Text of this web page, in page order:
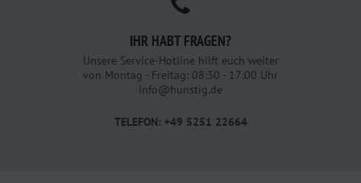
IHR HABT FRAGEN?
Unsere Service-Hotline hilft euch weiter
von Montag - Freitag: 08:30 - 17:00 Uhr
info@hunstig.de
TELEFON: +49 5251 22664